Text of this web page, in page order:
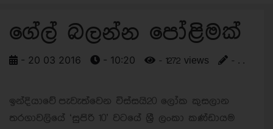
ගේල් බලන්න පෝළිමක්
- 20 03 2016 - 10:20 - 1272 views - . .
ඉන්දියාවේ පැවැත්වෙන විස්සයි20 ලෝක කුසලාන
තරගාවලියේ ‘සුපිරි 10’ වටයේ ශ්‍රී ලංකා කණ්ඩායම